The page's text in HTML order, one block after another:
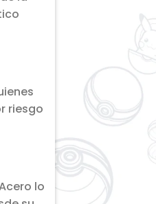
riesgo
lo